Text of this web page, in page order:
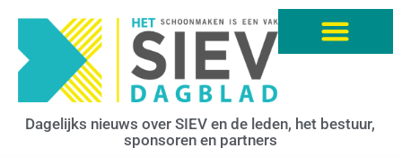
Dagelijks nieuws over SIEV en de leden, het bestuur,
sponsoren en partners